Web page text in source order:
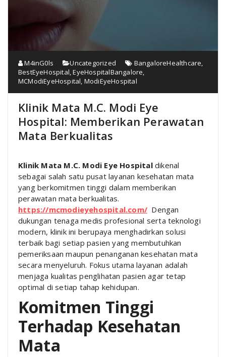
M4inG0ls Uncategorized BangaloreHealthcare,
BestEyeHospital,EyeHospitalBangalore,
MCModiEyeHospital, ModiEyeHospital
Klinik Mata M.C. Modi Eye
Hospital: Memberikan Perawatan
Mata Berkualitas
Klinik Mata M.C. Modi Eye Hospitaldikenal
sebagai salah satu pusat layanan kesehatan mata
yang berkomitmen tinggi dalam memberikan
perawatan mata berkualitas.
https://mcmodieyehospital.com/ Dengan
dukungan tenaga medis profesional serta teknologi
modern, klinik ini berupaya menghadirkan solusi
terbaik bagi setiap pasien yang membutuhkan
pemeriksaan maupun penanganan kesehatan mata
secara menyeluruh. Fokus utama layanan adalah
menjaga kualitas penglihatan pasien agar tetap
optimal di setiap tahap kehidupan.
Komitmen Tinggi
Terhadap Kesehatan
Mata